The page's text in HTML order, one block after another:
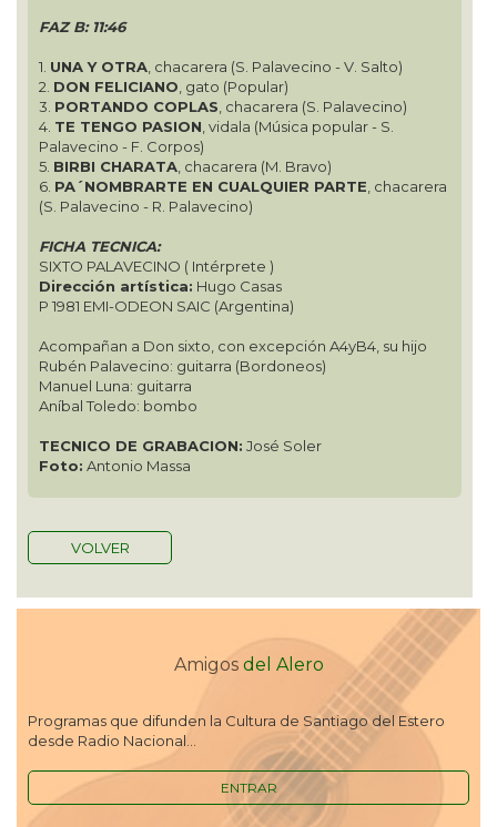
FAZ B: 11:46
1. UNA Y OTRA , chacarera (S. Palavecino - V. Salto)
2. DON FELICIANO , gato (Popular)
3. PORTANDO COPLAS , chacarera (S. Palavecino)
4. TE TENGO PASION , vidala (Música popular - S.
Palavecino - F. Corpos)
5. BIRBI CHARATA , chacarera (M. Bravo)
6. PA´NOMBRARTE EN CUALQUIER PARTE , chacarera
(S. Palavecino - R. Palavecino)
FICHA TECNICA:
SIXTO PALAVECINO ( Intérprete )
Dirección artística: Hugo Casas
P 1981 EMI-ODEON SAIC (Argentina)
Acompañan a Don sixto, con excepción A4yB4, su hijo
Rubén Palavecino: guitarra (Bordoneos)
Manuel Luna: guitarra
Aníbal Toledo: bombo
TECNICO DE GRABACION: José Soler
Foto: Antonio Massa
VOLVER
Amigos del Alero
Programas que difunden la Cultura de Santiago del Estero
desde Radio Nacional...
ENTRAR